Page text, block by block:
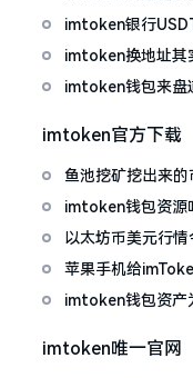
imtoken银行
搞定
imtoken换地址其
imtoken钱包来盘
imtoken官方下载
鱼池挖矿挖出来
imtoken钱包资源
以太坊币美元行情
免追涨杀跌被套牢
苹果手机给
imtoken钱包资产
imtoken唯一官网